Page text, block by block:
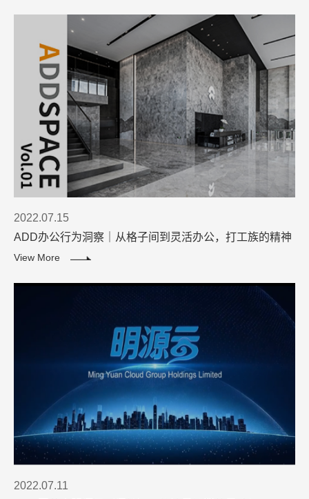
2022.07.15
ADD办公行为洞察｜从格子间到灵活办公，打工族的精神
解放进程
View More
2022.07.11